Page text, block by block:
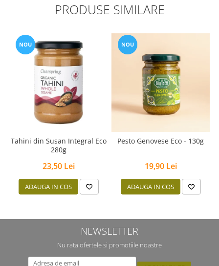
PRODUSE SIMILARE
NOU
Tahini din Susan Integral Eco
280g
23,50 Lei
ADAUGA IN COS
NOU
Pesto Genovese Eco - 130g
19,90 Lei
ADAUGA IN COS
NEWSLETTER
Nu rata ofertele si promotiile noastre